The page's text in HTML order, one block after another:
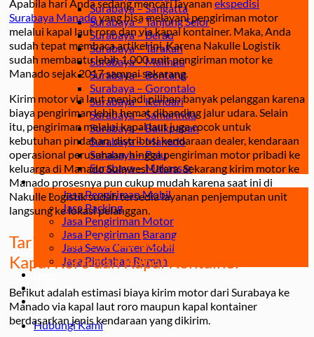
Surabaya – Sangatta
Surabaya – Tanjung Selor
Surabaya – Berau
Surabaya – Tarakan
Surabaya – Malinau
Surabaya – Bontang
Surabaya – Gorontalo
Surabaya – Kendari
Surabaya – Samarinda
Surabaya – Balikpapan
Surabaya – Manado
Surabaya – Palu
Surabaya – Makassar
Jasa
Jasa Pengiriman Mobil
Jasa Packing
Jasa Pengiriman Motor
Jasa Pengiriman Barang
Jasa Sewa Carter Mobil
Jasa Pindahan Rumah
Tentang
Syarat Ketentuan
Hubungi Kami
Apabila hari Anda sedang mencari layanan ekspedisi
Surabaya Manadoyang bisa melayani pengiriman motor
melalui kapal laut roro dan via kapal kontainer. Maka, Anda
sudah tepat membaca artikel ini, Karena Nakulle Logistik
sudah membantu lebih 1.000 unit pengiriman motor ke
Manado sejak 2017 sampai sekarang.
Kirim motor via laut menjadi pilihan banyak pelanggan karena
biaya pengiriman lebih hemat dibanding jalur udara. Selain
itu, pengiriman melalui kapal laut juga cocok untuk
kebutuhan pindahan, distribusi kendaraan dealer, kendaraan
operasional perusahaan, hingga pengiriman motor pribadi ke
keluarga di Manado Sulawesi Utara. Sekarang kirim motor ke
Manado prosesnya pun cukup mudah karena saat ini di
Nakulle Logistik sudah tersedia layanan penjemputan unit
langsung ke lokasi pelanggan.
Tarif Kirim Motor Surabaya Manado Via
Kapal Roro dan Kapal Kontainer
Berikut adalah estimasi biaya kirim motor dari Surabaya ke
Manado via kapal laut roro maupun kapal kontainer
berdasarkan jenis kendaraan yang dikirim.